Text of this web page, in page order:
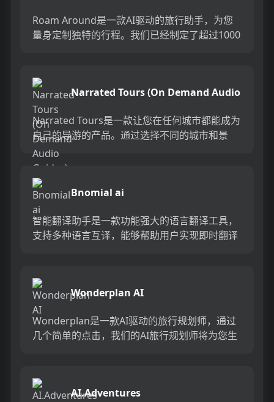
Roam Around是一款AI驱动的旅行助手，为您
量身定制独特的行程。我们已经制定了超过1000
Narrated Tours (On Demand Audio
Narrated Tours是一款让您在任何城市都能成为
自己的导游的产品。通过选择不同的城市和景
点，您可以自己策划和定制属于自己的音频漫
游。它为您提供...
Bnomial ai
智能翻译助手是一款功能强大的语言翻译工具，
支持多种语言互译，能够帮助用户实现即时翻译
Wonderplan AI
Wonderplan是一款AI驱动的旅行规划师，通过
几个简单的点击，我们的AI旅行规划师将为您生
AI.Adventures